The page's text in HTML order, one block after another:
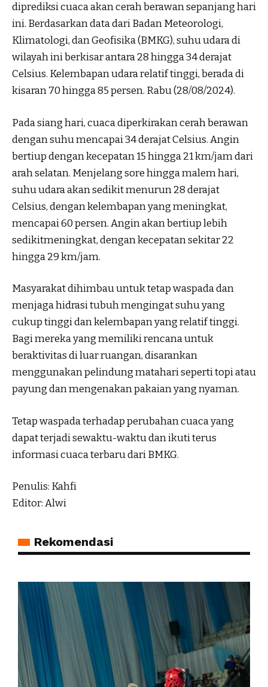
diprediksi cuaca akan cerah berawan sepanjang hari
ini. Berdasarkan data dari Badan Meteorologi,
Klimatologi, dan Geofisika (BMKG), suhu udara di
wilayah ini berkisar antara 28 hingga 34 derajat
Celsius. Kelembapan udara relatif tinggi, berada di
kisaran 70 hingga 85 persen. Rabu (28/08/2024).
Pada siang hari, cuaca diperkirakan cerah berawan
dengan suhu mencapai 34 derajat Celsius. Angin
bertiup dengan kecepatan 15 hingga 21 km/jam dari
arah selatan. Menjelang sore hingga malem hari,
suhu udara akan sedikit menurun 28 derajat
Celsius, dengan kelembapan yang meningkat,
mencapai 60 persen. Angin akan bertiup lebih
sedikitmeningkat, dengan kecepatan sekitar 22
hingga 29 km/jam.
Masyarakat dihimbau untuk tetap waspada dan
menjaga hidrasi tubuh mengingat suhu yang
cukup tinggi dan kelembapan yang relatif tinggi.
Bagi mereka yang memiliki rencana untuk
beraktivitas di luar ruangan, disarankan
menggunakan pelindung matahari seperti topi atau
payung dan mengenakan pakaian yang nyaman.
Tetap waspada terhadap perubahan cuaca yang
dapat terjadi sewaktu-waktu dan ikuti terus
informasi cuaca terbaru dari BMKG.
Penulis: Kahfi
Editor: Alwi
Rekomendasi